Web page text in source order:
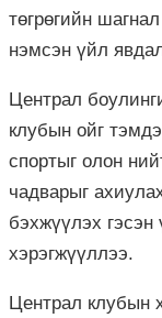
төгрөгийн
нэмсэн үйл
Централ
клубын ойг
спортыг олон
чадварыг
бэхжүүлэх гэсэн
хэрэгжүүллээ.
Централ клубын